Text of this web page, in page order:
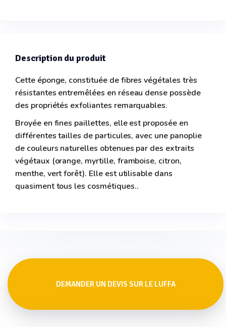
Description du produit
Cette éponge, constituée de fibres végétales très
résistantes entremêlées en réseau dense possède
des propriétés exfoliantes remarquables.
Broyée en fines paillettes, elle est proposée en
différentes tailles de particules, avec une panoplie
de couleurs naturelles obtenues par des extraits
végétaux (orange, myrtille, framboise, citron,
menthe, vert forêt). Elle est utilisable dans
quasiment tous les cosmétiques..
DEMANDER UN DEVIS SUR LE LUFFA